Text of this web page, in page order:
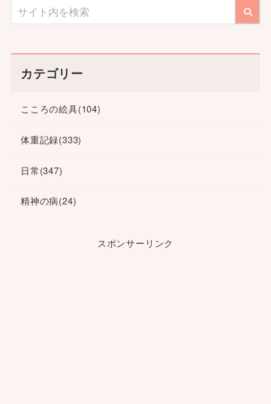
カテゴリー
こころの絵具(104)
体重記録(333)
日常(347)
精神の病(24)
スポンサーリンク